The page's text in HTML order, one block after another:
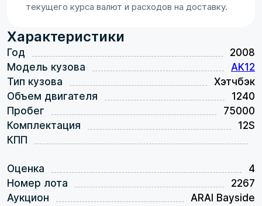
Характеристики
Год
2008
Модель кузова
AK12
Тип кузова
Хэтчбэк
Объем двигателя
1240
Пробег
75000
Комплектация
12S
КПП
Оценка
4
Номер лота
2267
Аукцион
ARAI Bayside
текущего курса валют и расходов на доставку.